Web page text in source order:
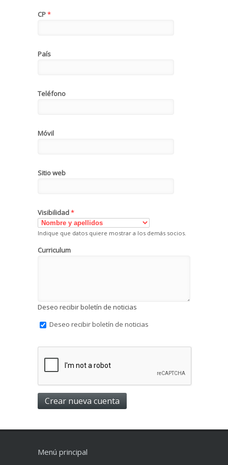
CP*
País
Teléfono
Móvil
Sitio web
Visibilidad*
Indique que datos quiere mostrar a los demás socios.
Curriculum
Deseo recibir boletín de noticias
Deseo recibir boletín de noticias
Menú principal